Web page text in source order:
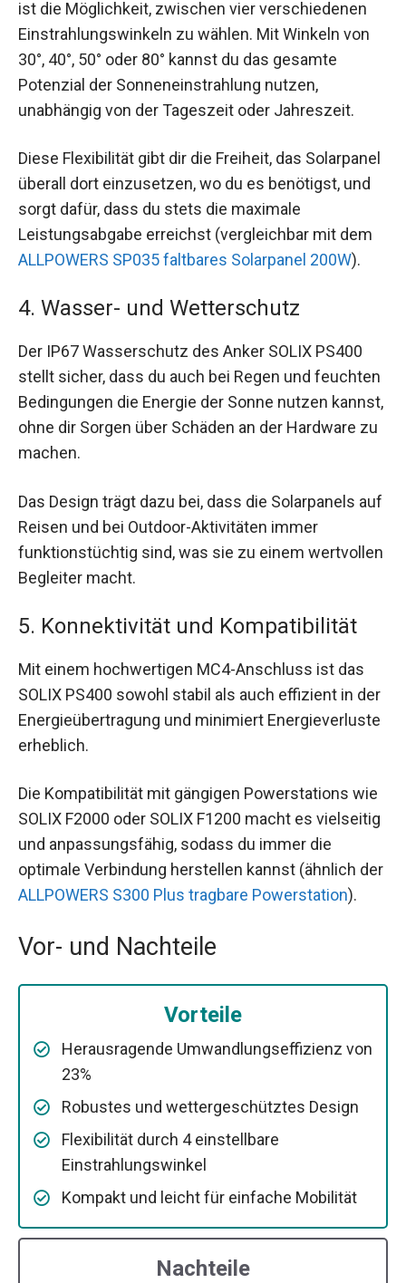
ist die Möglichkeit, zwischen vier verschiedenen
Einstrahlungswinkeln zu wählen. Mit Winkeln von
30°, 40°, 50° oder 80° kannst du das gesamte
Potenzial der Sonneneinstrahlung nutzen,
unabhängig von der Tageszeit oder Jahreszeit.
Diese Flexibilität gibt dir die Freiheit, das Solarpanel
überall dort einzusetzen, wo du es benötigst, und
sorgt dafür, dass du stets die maximale
Leistungsabgabe erreichst (vergleichbar mit dem
ALLPOWERS SP035 faltbares Solarpanel 200W).
4. Wasser- und Wetterschutz
Der IP67 Wasserschutz des Anker SOLIX PS400
stellt sicher, dass du auch bei Regen und feuchten
Bedingungen die Energie der Sonne nutzen kannst,
ohne dir Sorgen über Schäden an der Hardware zu
machen.
Das Design trägt dazu bei, dass die Solarpanels auf
Reisen und bei Outdoor-Aktivitäten immer
funktionstüchtig sind, was sie zu einem wertvollen
Begleiter macht.
5. Konnektivität und Kompatibilität
Mit einem hochwertigen MC4-Anschluss ist das
SOLIX PS400 sowohl stabil als auch effizient in der
Energieübertragung und minimiert Energieverluste
erheblich.
Die Kompatibilität mit gängigen Powerstations wie
SOLIX F2000 oder SOLIX F1200 macht es vielseitig
und anpassungsfähig, sodass du immer die
optimale Verbindung herstellen kannst (ähnlich der
ALLPOWERS S300 Plus tragbare Powerstation).
Vor- und Nachteile
Vorteile
Herausragende Umwandlungseffizienz von
23%
Robustes und wettergeschütztes Design
Flexibilität durch 4 einstellbare
Einstrahlungswinkel
Kompakt und leicht für einfache Mobilität
Nachteile